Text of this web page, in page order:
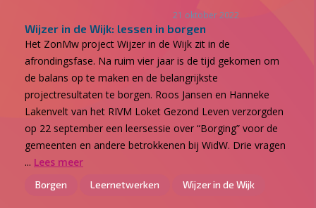
21 oktober 2022
Wijzer in de Wijk: lessen in borgen
Het ZonMw project Wijzer in de Wijk zit in de
afrondingsfase. Na ruim vier jaar is de tijd gekomen om
de balans op te maken en de belangrijkste
projectresultaten te borgen. Roos Jansen en Hanneke
Lakenvelt van het RIVM Loket Gezond Leven verzorgden
op 22 september een leersessie over “Borging” voor de
gemeenten en andere betrokkenen bij WidW. Drie vragen
... Lees meer
Borgen Leernetwerken Wijzer in de Wijk